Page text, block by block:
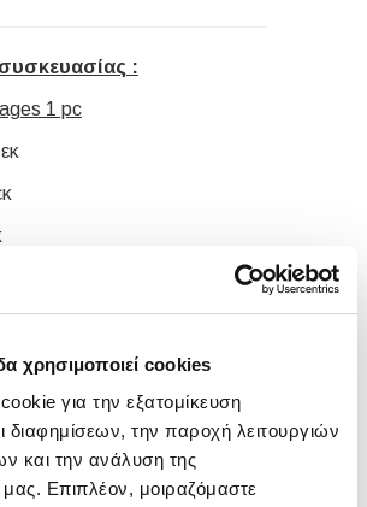
χρησιμοποιεί cookies
για την εξατομίκευση
διαφημίσεων, την παροχή λειτουργιών
και την ανάλυση της
μας. Επιπλέον, μοιραζόμαστε
:
1 pc
57,40kg
αμοντάριστο, σε
και με αναλυτικό